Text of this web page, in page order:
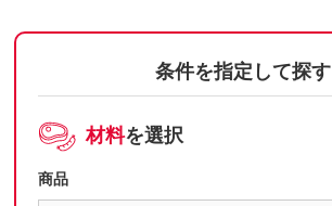
条件を指定して探す
材料を選択
商品